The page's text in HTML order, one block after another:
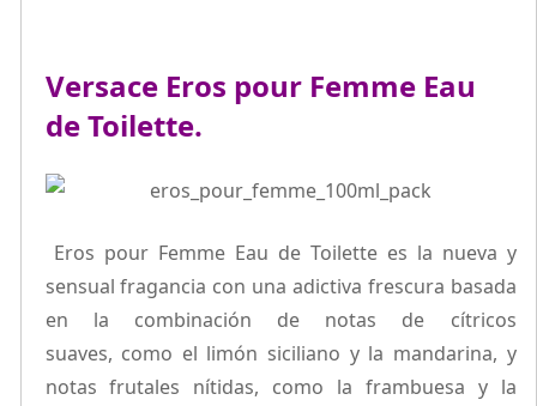
Versace Eros pour Femme Eau
de Toilette.
Eros pour Femme Eau de Toilette es la nueva y
sensual fragancia con una adictiva frescura basada
en la combinación de notas de cítricos
suaves, como el limón siciliano y la mandarina, y
notas frutales nítidas, como la frambuesa y la